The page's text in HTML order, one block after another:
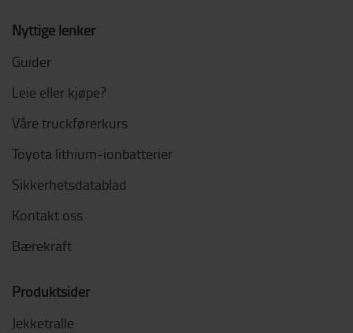
Nyttige lenker
Guider
Leie eller kjøpe?
Våre truckførerkurs
Toyota lithium-ionbatterier
Sikkerhetsdatablad
Kontakt oss
Bærekraft
Produktsider
Jekketralle